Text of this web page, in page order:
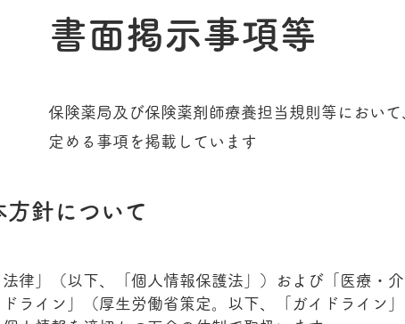
​書面掲示事項等
保険薬局及び保険薬剤師療養担当規則等におい
定める事項を掲載しています
針について
律」（以下、「個人情報保護法」）および「医療・
ライン」（厚生労働省策定。以下、「ガイドライン